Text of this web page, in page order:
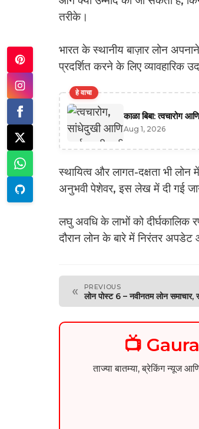
तरीके।
भारत के स्थानीय बाज़ार लोन
प्रदर्शित करने के लिए व्यावहारिक
हे वाचा
काळा बिबा: त्वचारोग
Aug 1, 2026
स्थायित्व और लागत-दक्षता भी
अनुभवी पेशेवर, इस लेख में दी गई
लघु अवधि के लाभों को
दौरान लोन के बारे में निरंतर
« PREVIOUS
लोन पोस्ट 6 – नवीनतम लोन
📺
ताज्या बातम्या, ब्रेकिंग न्यूज